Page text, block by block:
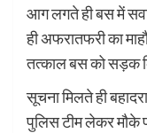
आग लगते ही बस में
ही अफरातफरी का
तत्काल बस को सड़क
सूचना मिलते ही
पुलिस टीम लेकर मौके